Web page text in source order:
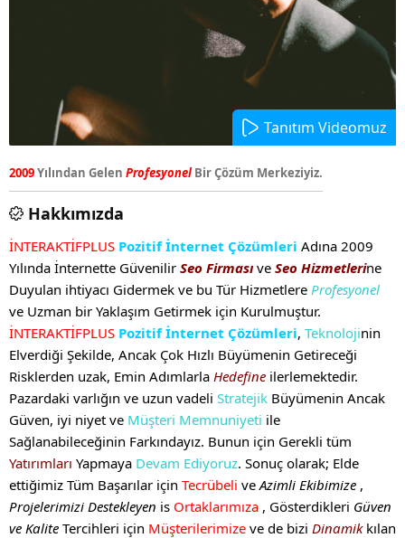
Tanıtım Videomuz
2009Yılından Gelen ProfesyonelBir Çözüm Merkeziyiz.
Hakkımızda
İNTERAKTİFPLUS Pozitif İnternet Çözümleri Adına 2009
Yılında İnternette Güvenilir Seo Firmasıve Seo Hizmetlerine
Duyulan ihtiyacı Gidermek ve bu Tür Hizmetlere Profesyonel
ve Uzman bir Yaklaşım Getirmek için Kurulmuştur.
İNTERAKTİFPLUS Pozitif İnternet Çözümleri, Teknolojinin
Elverdiği Şekilde, Ancak Çok Hızlı Büyümenin Getireceği
Risklerden uzak, Emin Adımlarla Hedefine ilerlemektedir.
Pazardaki varlığın ve uzun vadeli Stratejik Büyümenin Ancak
Güven, iyi niyet ve Müşteri Memnuniyeti ile
Sağlanabileceğinin Farkındayız. Bunun için Gerekli tüm
Yatırımları Yapmaya Devam Ediyoruz. Sonuç olarak; Elde
ettiğimiz Tüm Başarılar için Tecrübeli ve Azimli Ekibimize ,
Projelerimizi Destekleyen is Ortaklarımıza , Gösterdikleri Güven
ve Kalite Tercihleri için Müşterilerimize ve de bizi Dinamikkılan